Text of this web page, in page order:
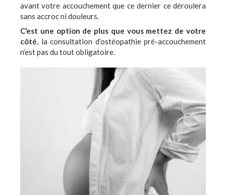
avant votre accouchement que ce dernier ce déroulera
sans accroc ni douleurs.
C’est une option de plus que vous mettez de votre
côté, la consultation d’ostéopathie pré-accouchement
n’est pas du tout obligatoire.